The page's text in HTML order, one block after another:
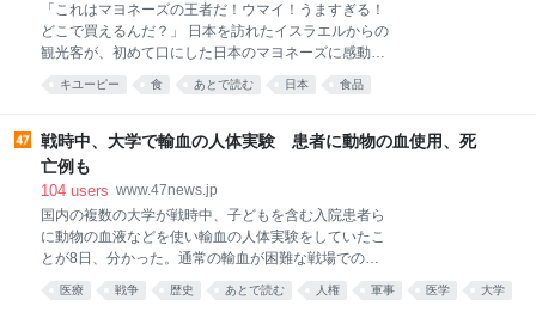
す。 とうもろこしのあまみや香りがやさしく溶け出し
たスープが、肉を食べるとじゅわっとしみだしてきま
す。本来とうもろこしは甘くて濃い味の野菜ですが、
なぜかこのスープで味わうと、さっぱりとした印象で
のの、仕込んでしまえ
「これはマヨネーズの王者だ！ウマイ！うますぎる！
どこで買えるんだ？」 日本を訪れたイスラエルからの
観光客が、初めて口にした日本のマヨネーズに感動し
てそう叫びました。取材班が近くの店に案内すると、
彼はすぐさま商品を手に取り、「母国に持って帰る
まうほど豪快な反応ですが、実は日本のマヨネーズは
今、世界から大注目されているのです。 8月4日に発表
された、今年上半期の輸出データによると、「ソース
して注目されているのが、日本のマヨネーズの人気な
のです。輸出量はおよそ10年間で2倍以上に増加して
います。 なぜ今、日本のマヨネーズが世界を魅了して
いるのか、関西テレビ「newsランナー」は関西、そし
キユーピー 食 あとで読む 日本 食品
戦時中、大学で輸血の人体実験 患者に動物の血使用、死
亡例も
104 users www.47news.jp
国内の複数の大学が戦時中、子どもを含む入院患者ら
に動物の血液などを使い輸血の人体実験をしていたこ
とが8日、分かった。通常の輸血が困難な戦場での応
用を意図した実験が多く、死者も出ていた。戦争と医
学の問題に詳しい吉中丈志・京都大医学部臨床教授
医療 戦争 歴史 あとで読む 人権 軍事 医学 大学